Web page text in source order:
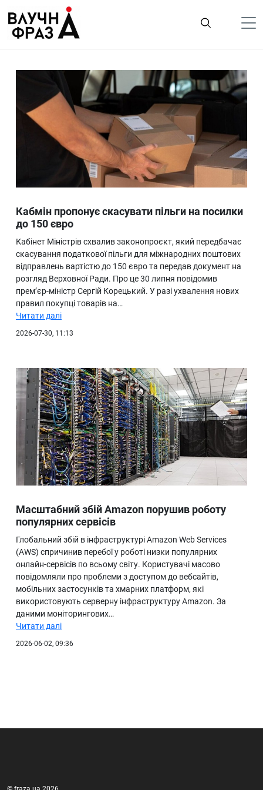
содержимому
Життя
Лайфстайл
ТехноНаука
Ukraine
Про нас
Кабмін пропонує скасувати пільги на посилки
до 150 євро
Кабінет Міністрів схвалив законопроєкт, який передбачає
скасування податкової пільги для міжнародних поштових
відправлень вартістю до 150 євро та передав документ на
розгляд Верховної Ради. Про це 30 липня повідомив
прем’єр-міністр Сергій Корецький. У разі ухвалення нових
правил покупці товарів на…
Читати далі
2026-07-30, 11:13
Масштабний збій Amazon порушив роботу
популярних сервісів
Глобальний збій в інфраструктурі Amazon Web Services
(AWS) спричинив перебої у роботі низки популярних
онлайн-сервісів по всьому світу. Користувачі масово
повідомляли про проблеми з доступом до вебсайтів,
мобільних застосунків та хмарних платформ, які
використовують серверну інфраструктуру Amazon. За
даними моніторингових…
Читати далі
2026-06-02, 09:36